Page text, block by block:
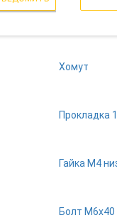
Хомут
Прокладка
Гайка М4
Болт М6х40